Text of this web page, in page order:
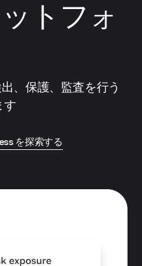
トフォ
、保護、監査を行う
す
を探索する